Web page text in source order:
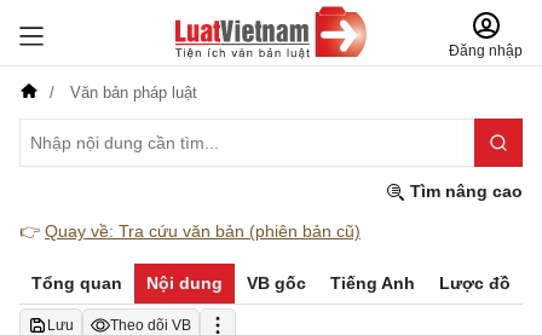
Đăng nhập
Văn bản pháp luật
Tìm nâng cao
👉 Quay về: Tra cứu văn bản (phiên bản cũ)
Tổng quan Nội dung VB gốc Tiếng Anh Lược đồ
Lưu Theo dõi VB